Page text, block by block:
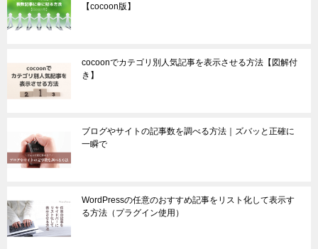
【cocoon版】
cocoonでカテゴリ別人気記事を表示させる方法【図解付
き】
ブログやサイトの記事数を調べる方法｜ズバッと正確に
一瞬で
WordPressの任意のおすすめ記事をリスト化して表示す
る方法（プラグイン使用）